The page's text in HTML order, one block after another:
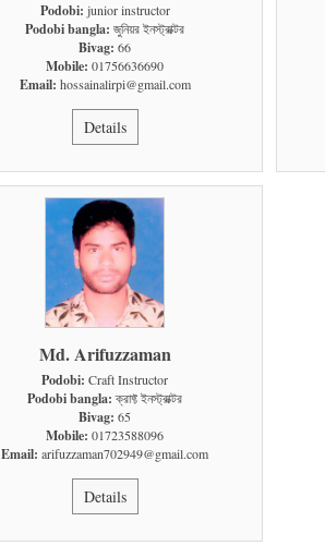
Podobi: junior instructor
Podobi bangla: জুনিয়র ইনস্ট্রাক্টর
Bivag: 66
Mobile: 01756636690
Email: hossainalirpi@gmail.com
Details
Md. Arifuzzaman
Podobi: Craft Instructor
Podobi bangla:ক্রাফ্ট ইনস্ট্রাক্টর
Bivag: 65
Mobile: 01723588096
Email: arifuzzaman702949@gmail.com
Details